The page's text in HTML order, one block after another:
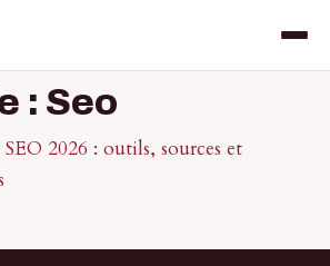
: Seo
2026 : outils, sources et